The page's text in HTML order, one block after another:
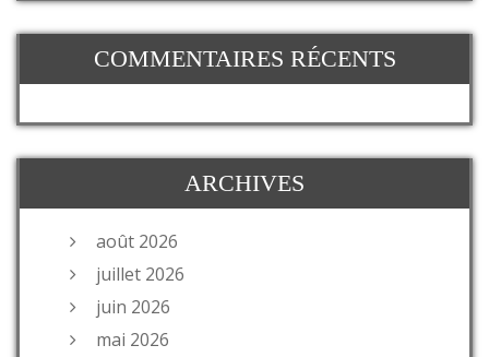
COMMENTAIRES RÉCENTS
ARCHIVES
août 2026
juillet 2026
juin 2026
mai 2026